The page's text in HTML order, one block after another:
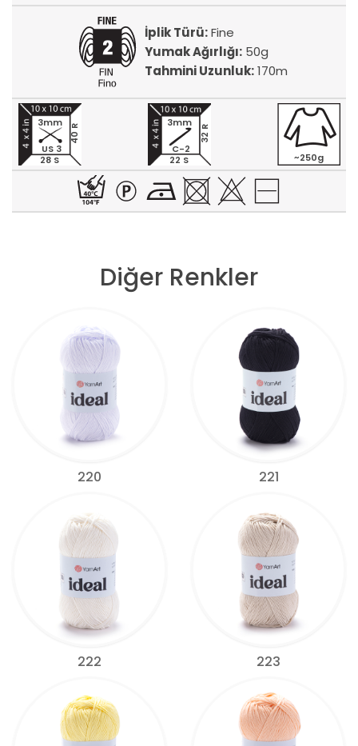
İplik Türü:Fine
Yumak Ağırlığı:50g
Tahmini Uzunluk:170m
28 S
40 R
3mm
US 3
22 S
32 R
3mm
C-2
~250g
Diğer Renkler
220 221
222 223